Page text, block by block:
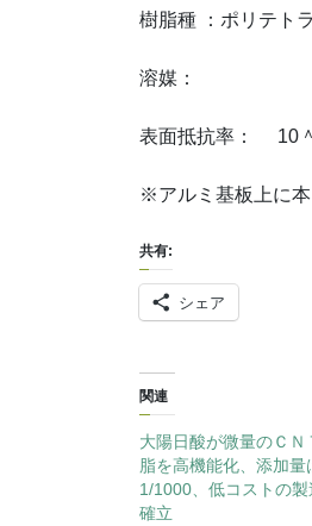
樹脂種 ：ポリテト
溶媒：
表面抵抗率： 10
※アルミ基板上に
共有:
シェア
関連
大陽日酸が微量のＣＮ
脂を高機能化、添加量
1/1000、低コストの
確立